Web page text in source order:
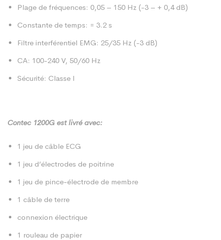
Plage de fréquences: 0,05 – 150 Hz (-3 – + 0,4 dB)
Constante de temps: = 3.2 s
Filtre interférentiel EMG: 25/35 Hz (-3 dB)
CA: 100-240 V, 50/60 Hz
Sécurité: Classe I
Contec 1200G est livré avec:
1 jeu de câble ECG
1 jeu d’électrodes de poitrine
1 jeu de pince-électrode de membre
1 câble de terre
connexion électrique
1 rouleau de papier